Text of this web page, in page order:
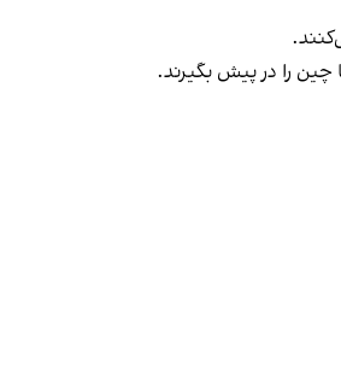
چین را در پیش بگیرند.